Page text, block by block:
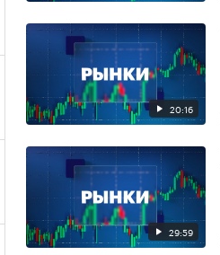
20:16
29:59